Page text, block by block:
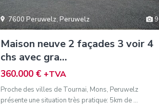
9
7600 Peruwelz,Peruwelz
Maison neuve 2 façades 3 voir 4
chs avec gra...
360.000 € +TVA
Proche des villes de Tournai, Mons, Peruwelz
présente une situation très pratique: 5km de ...